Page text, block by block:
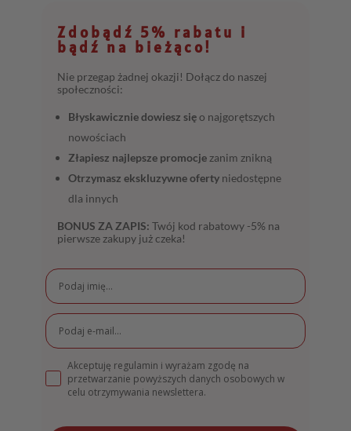
Zdobądź 5% rabatu i
bądź na bieżąco!
Nie przegap żadnej okazji! Dołącz do naszej
społeczności:
Błyskawicznie dowiesz sięo najgorętszych
nowościach
Złapiesz najlepsze promocje zanim znikną
Otrzymasz ekskluzywne oferty niedostępne
dla innych
BONUS ZA ZAPIS: Twój kod rabatowy -5% na
pierwsze zakupy już czeka!
Akceptuję regulamin i wyrażam zgodę na
przetwarzanie powyższych danych osobowych w
celu otrzymywania newslettera.